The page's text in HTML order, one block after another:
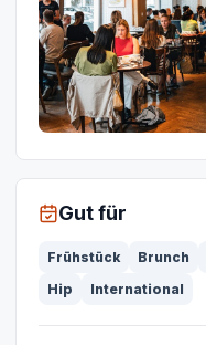
Gut für
Frühstück Brunch
Hip
International